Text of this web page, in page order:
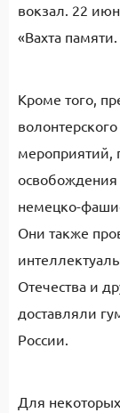
вокзал. 22
«Вахта
Кроме того,
мероприятий,
освобождения
немецко-
Они также
Отечества и
доставляли
России.
Для